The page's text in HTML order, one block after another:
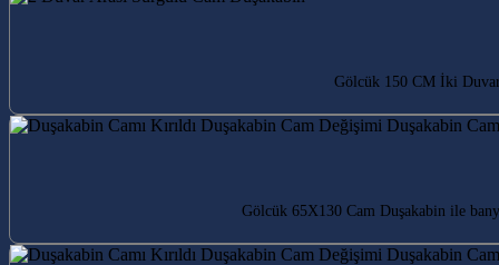
Gölcük 150 CM İki Duvar
Gölcük 65X130 Cam Duşakabin ile